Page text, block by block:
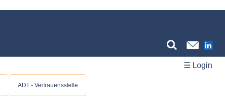
☰ Login
ADT - Vertrauensstelle